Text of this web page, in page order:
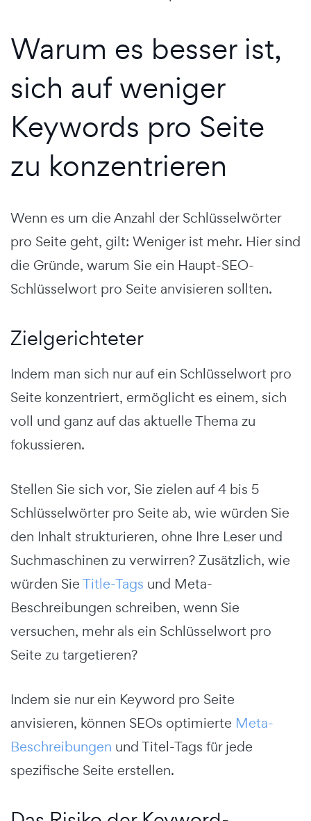
Warum es besser ist,
sich auf weniger
Keywords pro Seite
zu konzentrieren
Wenn es um die Anzahl der Schlüsselwörter
pro Seite geht, gilt: Weniger ist mehr. Hier sind
die Gründe, warum Sie ein Haupt-SEO-
Schlüsselwort pro Seite anvisieren sollten.
Zielgerichteter
Indem man sich nur auf ein Schlüsselwort pro
Seite konzentriert, ermöglicht es einem, sich
voll und ganz auf das aktuelle Thema zu
fokussieren.
Stellen Sie sich vor, Sie zielen auf 4 bis 5
Schlüsselwörter pro Seite ab, wie würden Sie
den Inhalt strukturieren, ohne Ihre Leser und
Suchmaschinen zu verwirren? Zusätzlich, wie
würden SieTitle-Tags und Meta-
Beschreibungen schreiben, wenn Sie
versuchen, mehr als ein Schlüsselwort pro
Seite zu targetieren?
Indem sie nur ein Keyword pro Seite
anvisieren, können SEOs optimierte Meta-
Beschreibungen und Titel-Tags für jede
spezifische Seite erstellen.